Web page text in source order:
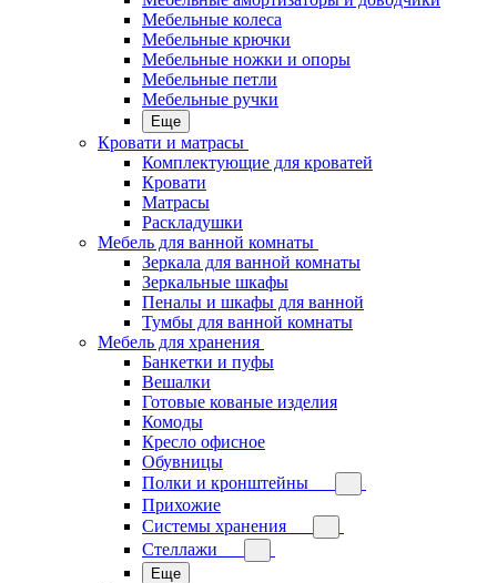
Мебельные колеса
Мебельные крючки
Мебельные ножки и опоры
Мебельные петли
Мебельные ручки
Еще
Кровати и матрасы
Комплектующие для кроватей
Кровати
Матрасы
Раскладушки
Мебель для ванной комнаты
Зеркала для ванной комнаты
Зеркальные шкафы
Пеналы и шкафы для ванной
Тумбы для ванной комнаты
Мебель для хранения
Банкетки и пуфы
Вешалки
Готовые кованые изделия
Комоды
Кресло офисное
Обувницы
Полки и кронштейны
Прихожие
Системы хранения
Стеллажи
Еще